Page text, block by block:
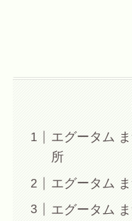
エグータム
所
エグータム
エグータム